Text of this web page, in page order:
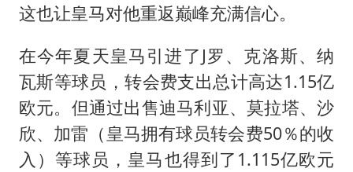
这也让皇马对他重返巅峰充满信心。
在今年夏天皇马引进了J罗、克洛斯、纳
瓦斯等球员，转会费支出总计高达1.15亿
欧元。但通过出售迪马利亚、莫拉塔、沙
欣、加雷（皇马拥有球员转会费50％的收
入）等球员，皇马也得到了1.115亿欧元